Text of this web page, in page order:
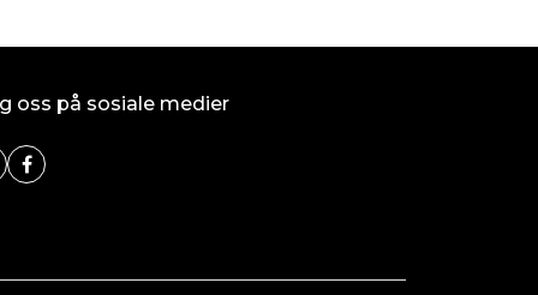
oss på sosiale medier